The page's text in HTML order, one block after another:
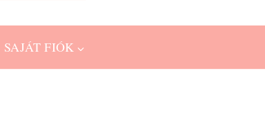
SAJÁT FIÓK